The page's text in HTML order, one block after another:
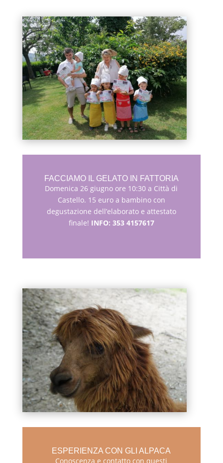
FACCIAMO IL GELATO IN FATTORIA
Domenica 26 giugno ore 10:30 a Città di
Castello. 15 euro a bambino con
degustazione dell’elaborato e attestato
finale! INFO: 353 4157617
ESPERIENZA CON GLI ALPACA
Conoscenza e contatto con questi